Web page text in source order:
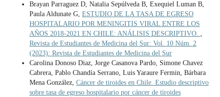
Brayan Parraguez D, Natalia Sepúlveda B, Exequiel Luman B,
Paula Aldunate G, ESTUDIO DE LA TASA DE EGRESO
HOSPITALARIO POR MENINGITIS VIRAL ENTRE LOS
AÑOS 2018-2021 EN CHILE: ANÁLISIS DESCRIPTIVO. ,
Revista de Estudiantes de Medicina del Sur: Vol. 10 Núm. 2
(2023): Revista de Estudiantes de Medicina del Sur
Carolina Donoso Diaz, Jorge Casanova Pardo, Simone Chavez
Cabrera, Pablo Chandía Serrano, Luis Yaraure Fermin, Bárbara
Mena González, Cáncer de tiroides en Chile. Estudio descriptivo
sobre tasa de egreso hospitalario por cáncer de tiroides